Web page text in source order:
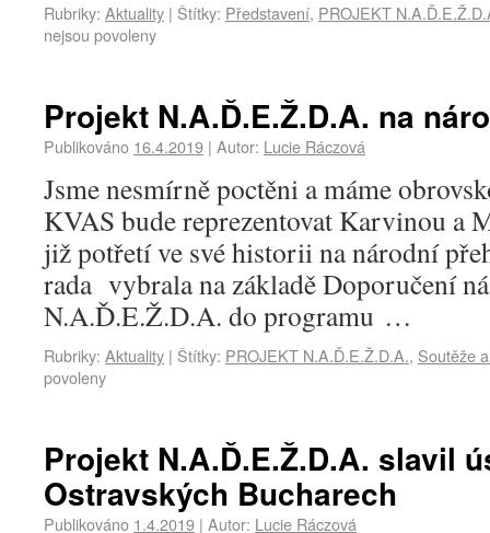
Rubriky: Aktuality | Štítky: Představení, PROJEKT
nejsou povoleny
Projekt N.A.Ď.E.Ž.D.A. na
Publikováno 16.4.2019 | Autor: Lucie Ráczová
Jsme nesmírně poctěni a máme
KVAS bude reprezentovat Karvinou a
již potřetí ve své historii na národní
rada vybrala na základě Doporučení
N.A.Ď.E.Ž.D.A. do programu …
Rubriky: Aktuality | Štítky: PROJEKT N.A.Ď.E.Ž.D.A., Soutěže
povoleny
Projekt N.A.Ď.E.Ž.D.A. slavil
Ostravských Bucharech
Publikováno 1.4.2019 | Autor: Lucie Ráczová